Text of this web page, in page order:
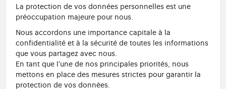
La protection de vos données personnelles est une
préoccupation majeure pour nous.
Nous accordons une importance capitale à la
confidentialité et à la sécurité de toutes les informations
que vous partagez avec nous.
En tant que l'une de nos principales priorités, nous
mettons en place des mesures strictes pour garantir la
protection de vos données.